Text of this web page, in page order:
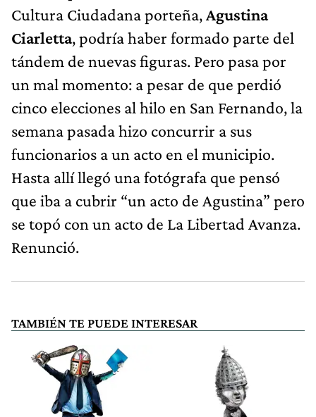
Cultura Ciudadana porteña,Agustina
Ciarletta, podría haber formado parte del
tándem de nuevas figuras. Pero pasa por
un mal momento: a pesar de que perdió
cinco elecciones al hilo en San Fernando, la
semana pasada hizo concurrir a sus
funcionarios a un acto en el municipio.
Hasta allí llegó una fotógrafa que pensó
que iba a cubrir “un acto de Agustina” pero
se topó con un acto de La Libertad Avanza.
Renunció.
TAMBIÉN TE PUEDE INTERESAR